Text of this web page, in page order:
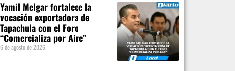
Yamil Melgar fortalece la
vocación exportadora de
Tapachula con el Foro
“Comercializa por Aire”
6 de agosto de 2026